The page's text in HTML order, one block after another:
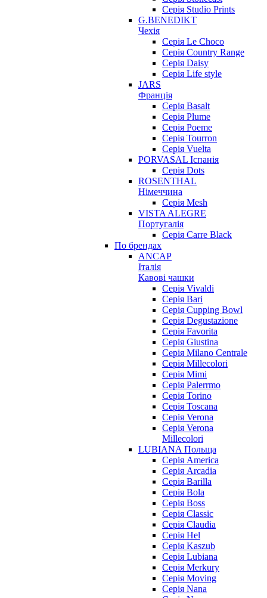
Серія Studio Prints
G.BENEDIKT
Чехія
Cерія Le Choco
Серія Country Range
Серія Daisy
Серія Life style
JARS
Франція
Серія Basalt
Серія Plume
Серія Poeme
Серія Tourron
Серія Vuelta
PORVASAL Іспанія
Серія Dots
ROSENTHAL
Німеччина
Серія Mesh
VISTA ALEGRE
Португалія
Серія Carre Black
По брендах
ANCAP
Італія
Кавові чашки
Cерія Vivaldi
Серія Bari
Серія Cupping Bowl
Серія Degustazione
Серія Favorita
Серія Giustina
Серія Milano Centrale
Серія Millecolori
Серія Mimi
Серія Palerrmo
Серія Torino
Серія Toscana
Серія Verona
Серія Verona
Millecolori
LUBIANA Польща
Серія America
Серія Arcadia
Серія Barilla
Серія Bola
Серія Boss
Серія Classic
Серія Claudia
Серія Hel
Серія Kaszub
Серія Lubiana
Серія Merkury
Серія Moving
Серія Nana